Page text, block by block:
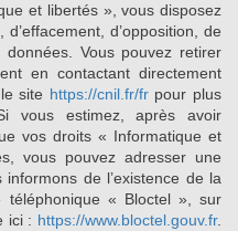
et libertés », vous disposez
d’opposition, de
Vous pouvez retirer
en contactant directement
site https://cnil.fr/frpour plus
vous estimez, après avoir
vos droits « Informatique et
vous pouvez adresser une
de l’existence de la
téléphonique « Bloctel », sur
ici : https://www.bloctel.gouv.fr.